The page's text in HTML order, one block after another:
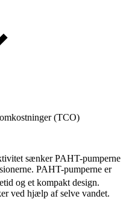
(TCO)
sænker PAHT-pumperne
PAHT-pumperne er
og et kompakt design.
ved hjælp af selve vandet.